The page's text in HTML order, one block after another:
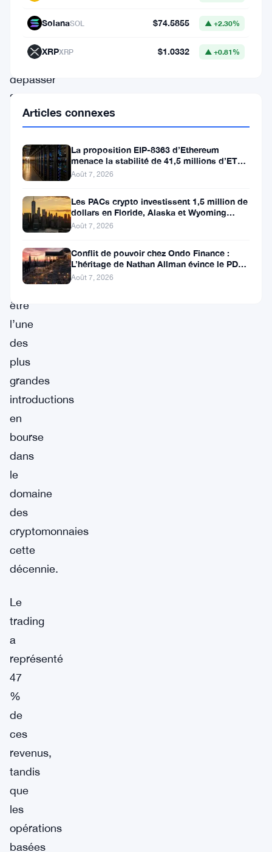
pour
dépasser
2,2
milliards
dollars,
préparant
terrain
pour
qui
pourrait
être
l’une
des
plus
grandes
introductions
en
bourse
dans
le
domaine
des
cryptomonnaies
cette
décennie.
Le
trading
a
représenté
47
%
de
ces
revenus,
tandis
que
les
opérations
basées
SolanaSOL $74.5855 ▲ +2.30%
XRPXRP $1.0332 ▲ +0.81%
Articles connexes
La proposition EIP-8363 d’Ethereum
menace la stabilité de 41,5 millions d’ETH
stakés et de la DeFi
Août 7, 2026
Les PACs crypto investissent 1,5 million de
dollars en Floride, Alaska et Wyoming
après un revers au Michigan
Août 7, 2026
Conflit de pouvoir chez Ondo Finance :
L’héritage de Nathan Allman évince le PDG
Ian De Bode le 24 juillet
Août 7, 2026